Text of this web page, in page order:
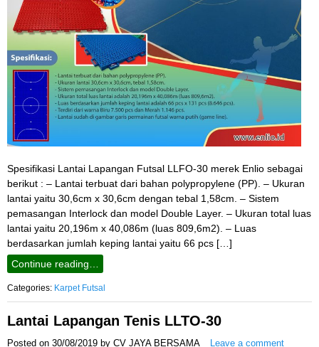
Spesifikasi Lantai Lapangan Futsal LLFO-30 merek Enlio sebagai
berikut : – Lantai terbuat dari bahan polypropylene (PP). – Ukuran
lantai yaitu 30,6cm x 30,6cm dengan tebal 1,58cm. – Sistem
pemasangan Interlock dan model Double Layer. – Ukuran total luas
lantai yaitu 20,196m x 40,086m (luas 809,6m2). – Luas
berdasarkan jumlah keping lantai yaitu 66 pcs […]
Continue reading…
Categories: Karpet Futsal
Lantai Lapangan Tenis LLTO-30
Posted on 30/08/2019 by CV JAYA BERSAMA Leave a comment